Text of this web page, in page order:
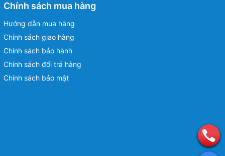
Chính sách mua hàng
Hướng dẫn mua hàng
Chính sách giao hàng
Chính sách bảo hành
Chính sách đổi trả hàng
Chính sách bảo mật